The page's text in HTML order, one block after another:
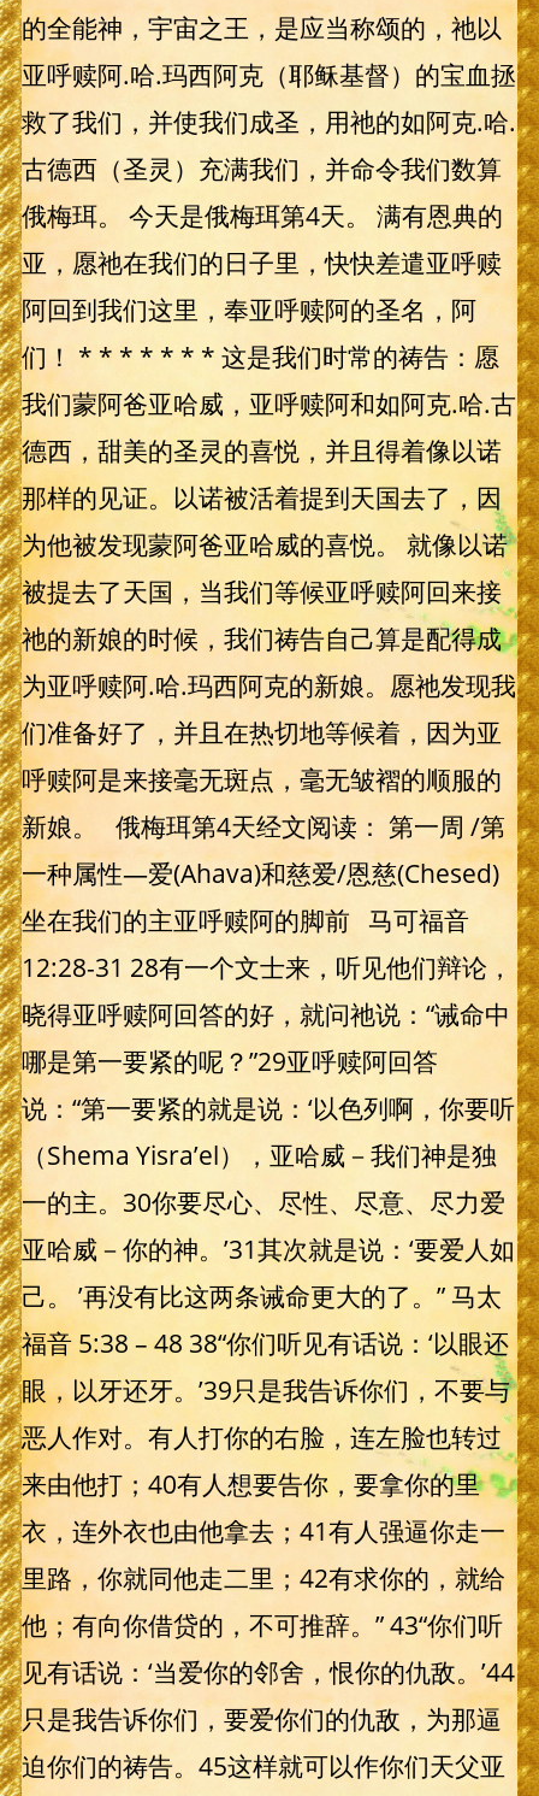
的全能神，宇宙之王，是应当称颂的，祂以
亚呼赎阿.哈.玛西阿克（耶稣基督）的宝血拯
救了我们，并使我们成圣，用祂的如阿克.哈.
古德西（圣灵）充满我们，并命令我们数算
俄梅珥。 今天是俄梅珥第4天。 满有恩典的
亚，愿祂在我们的日子里，快快差遣亚呼赎
阿回到我们这里，奉亚呼赎阿的圣名，阿
们！ * * * * * * * 这是我们时常的祷告：愿
我们蒙阿爸亚哈威，亚呼赎阿和如阿克.哈.古
德西，甜美的圣灵的喜悦，并且得着像以诺
那样的见证。以诺被活着提到天国去了，因
为他被发现蒙阿爸亚哈威的喜悦。 就像以诺
被提去了天国，当我们等候亚呼赎阿回来接
祂的新娘的时候，我们祷告自己算是配得成
为亚呼赎阿.哈.玛西阿克的新娘。愿祂发现我
们准备好了，并且在热切地等候着，因为亚
呼赎阿是来接毫无斑点，毫无皱褶的顺服的
新娘。 俄梅珥第4天经文阅读： 第一周 /第
一种属性—爱(Ahava)和慈爱/恩慈(Chesed)
坐在我们的主亚呼赎阿的脚前 马可福音
12:28-31 28有一个文士来，听见他们辩论，
晓得亚呼赎阿回答的好，就问祂说：“诫命中
哪是第一要紧的呢？”29亚呼赎阿回答
说：“第一要紧的就是说：‘以色列啊，你要听
（Shema Yisra’el），亚哈威－我们神是独
一的主。30你要尽心、尽性、尽意、尽力爱
亚哈威－你的神。’31其次就是说：‘要爱人如
己。 ’再没有比这两条诫命更大的了。” 马太
福音 5:38 – 48 38“你们听见有话说：‘以眼还
眼，以牙还牙。’39只是我告诉你们，不要与
恶人作对。有人打你的右脸，连左脸也转过
来由他打；40有人想要告你，要拿你的里
衣，连外衣也由他拿去；41有人强逼你走一
里路，你就同他走二里；42有求你的，就给
他；有向你借贷的，不可推辞。” 43“你们听
见有话说：‘当爱你的邻舍，恨你的仇敌。’44
只是我告诉你们，要爱你们的仇敌，为那逼
迫你们的祷告。45这样就可以作你们天父亚